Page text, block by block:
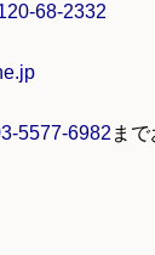
68-2332
5577-6982 ま